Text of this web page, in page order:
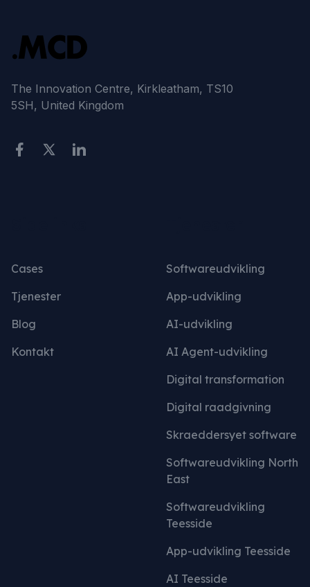
The Innovation Centre, Kirkleatham, TS10
5SH, United Kingdom
Cases
Tjenester
Blog
Kontakt
Softwareudvikling
App-udvikling
AI-udvikling
AI Agent-udvikling
Digital transformation
Digital raadgivning
Skraeddersyet software
Softwareudvikling North
East
Softwareudvikling
Teesside
App-udvikling Teesside
AI Teesside